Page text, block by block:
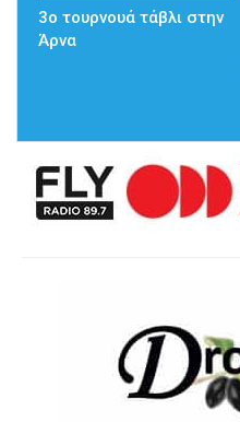
3ο τουρνουά τάβλι στην
Άρνα